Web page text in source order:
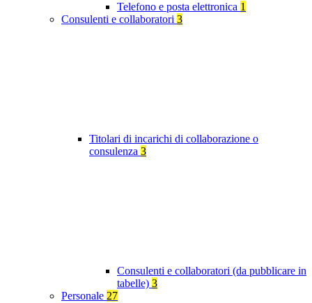
Telefono e posta elettronica 1
Consulenti e collaboratori 3
Titolari di incarichi di collaborazione o
consulenza 3
Consulenti e collaboratori (da pubblicare in
tabelle) 3
Personale 27